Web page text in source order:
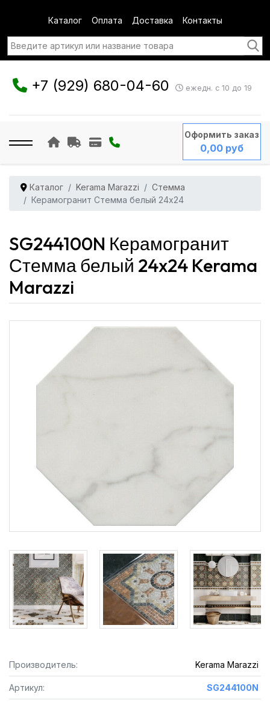
Каталог Оплата Доставка Контакты
+7 (929) 680-04-60 ежедн. с 10 до 19
Оформить заказ
0,00 руб
Каталог Kerama Marazzi
Стемма
Керамогранит Стемма белый 24x24
SG244100N Керамогранит
Стемма белый 24x24 Kerama
Marazzi
Производитель: Kerama Marazzi
Артикул: SG244100N